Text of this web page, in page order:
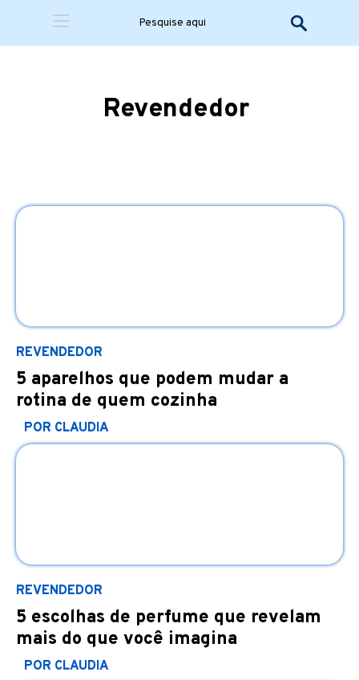
Revendedor
REVENDEDOR
5 aparelhos que podem mudar a
rotina de quem cozinha
POR CLAUDIA
REVENDEDOR
5 escolhas de perfume que revelam
mais do que você imagina
POR CLAUDIA